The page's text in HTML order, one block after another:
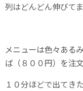
列はどんどん伸びて
メニューは色々ある
ば（８００円）を注文
１０分ほどで出てき